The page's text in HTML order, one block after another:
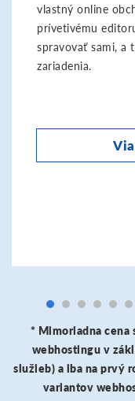
vlastný online
prívetivému
spravovať sami, a
zariadenia.
* Mimoriadna cena
webhostingu v
služieb) a iba na prvý
variantov